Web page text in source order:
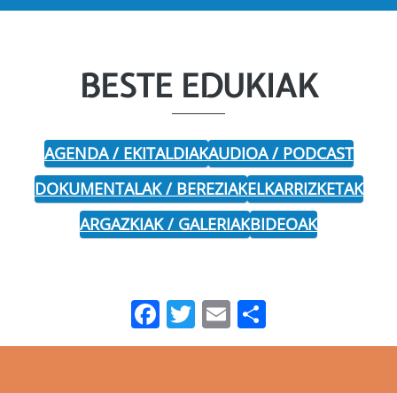
BESTE EDUKIAK
AGENDA / EKITALDIAKAUDIOA / PODCAST
DOKUMENTALAK / BEREZIAKELKARRIZKETAK
ARGAZKIAK / GALERIAKBIDEOAK
Facebook
Twitter
Email